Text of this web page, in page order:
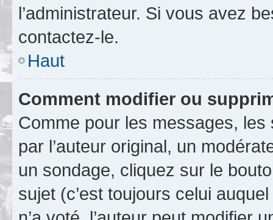
l’administrateur. Si vous avez
contactez-le.
Haut
Comment modifier ou
Comme pour les messages,
par l’auteur original, un
un sondage, cliquez sur le
sujet (c’est toujours celui